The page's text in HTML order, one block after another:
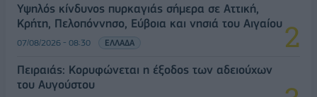
Υψηλός κίνδυνος πυρκαγιάς σήμερα σε Αττική,
Κρήτη, Πελοπόννησο, Εύβοια και νησιά του Αιγαίου
07/08/2026 - 08:30 ΕΛΛΑΔΑ
Πειραιάς: Κορυφώνεται η έξοδος των αδειούχων
του Αυγούστου